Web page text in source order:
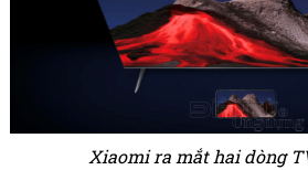
Xiaomi ra mắt hai dòng